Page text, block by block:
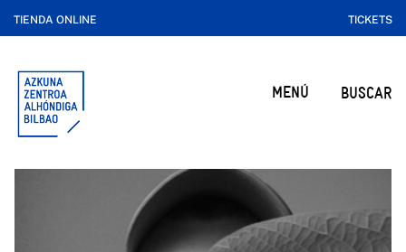
TIENDA ONLINE TICKETS
MENÚ BUSCAR